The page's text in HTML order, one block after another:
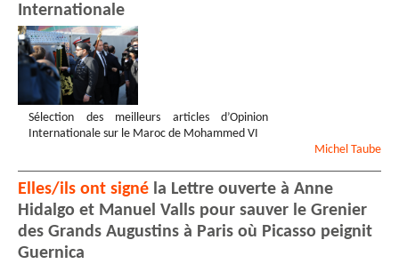
Internationale
Sélection des meilleurs articles d’Opinion
Internationale sur le Maroc de Mohammed VI
Michel Taube
Elles/ils ont signé la Lettre ouverte à Anne
Hidalgo et Manuel Valls pour sauver le Grenier
des Grands Augustins à Paris où Picasso peignit
Guernica